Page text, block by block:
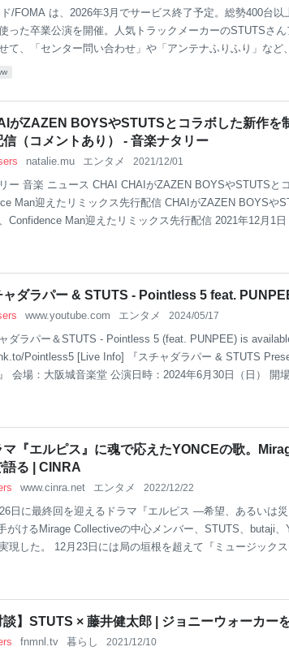
/FOMA は、2026年3月でサービス終了予定。総勢400台
った卒業公演を開催。人気トラックメーカーのSTUTSさ
て、「センター問い合わせ」や「アンテナふりふり」など
がZAZEN BOYSやSTUTSとコラボした新作
信（コメントあり） - 音楽ナタリー
natalie.mu エンタメ 2021/12/01
ー 音楽 ニュース CHAI CHAIがZAZEN BOYSやSTUTSと
Man迎えたリミックス先行配信 CHAIがZAZEN BOYSや
Confidence Man迎えたリミックス先行配信 2021年12月1日
ャダラパー & STUTS - Pointless 5 feat.
www.youtube.com エンタメ 2024/05/17
ダラパー＆STUTS - Pointless 5 (feat. PUNPEE) is
Pointless5 [Live Info] 『スチャダラパー & STUTS
会場：大阪城音楽堂 公演⽇時：2024年6⽉30⽇（日） 開
ャダラパー & STUTS - Pointless 5 (feat. PUNPEE) Written
マ『エルピス』に魂で応えたYONCEの歌。
語る | CINRA
www.cinra.net エンタメ 2022/12/22
日に最終回を迎えるドラマ『エルピス —希望、あるいは
がけるMirage Collectiveの中心メンバー、STUTS、butaji
現した。 12月23日には局の垣根を超えて『ミュージック
かかるドラマの内容をさらいつつ、ベールに包まれたプロ
テレ制作の月10ドラマ『エルピス —希望、あるいは災い—
マっている読者諸兄姉は多いのではないだろうか。 主演を
談】STUTS × 藤井健太郎 | ジョニーウォーカー
fnmnl.tv 暮らし 2021/12/10